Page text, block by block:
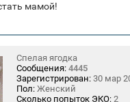
мамой!
Спелая ягодка
Сообщения: 4445
Зарегистрирован: 30 мар
Пол: Женский
Сколько попыток ЭКО: 2